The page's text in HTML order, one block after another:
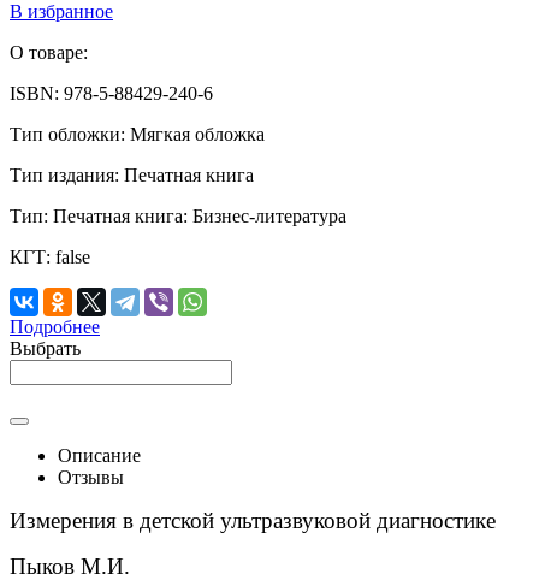
В избранное
О товаре:
ISBN: 978-5-88429-240-6
Тип обложки: Мягкая обложка
Тип издания: Печатная книга
Тип: Печатная книга: Бизнес-литература
КГТ: false
Подробнее
Выбрать
Описание
Отзывы
Измерения в детской ультразвуковой диагностике
Пыков М.И.